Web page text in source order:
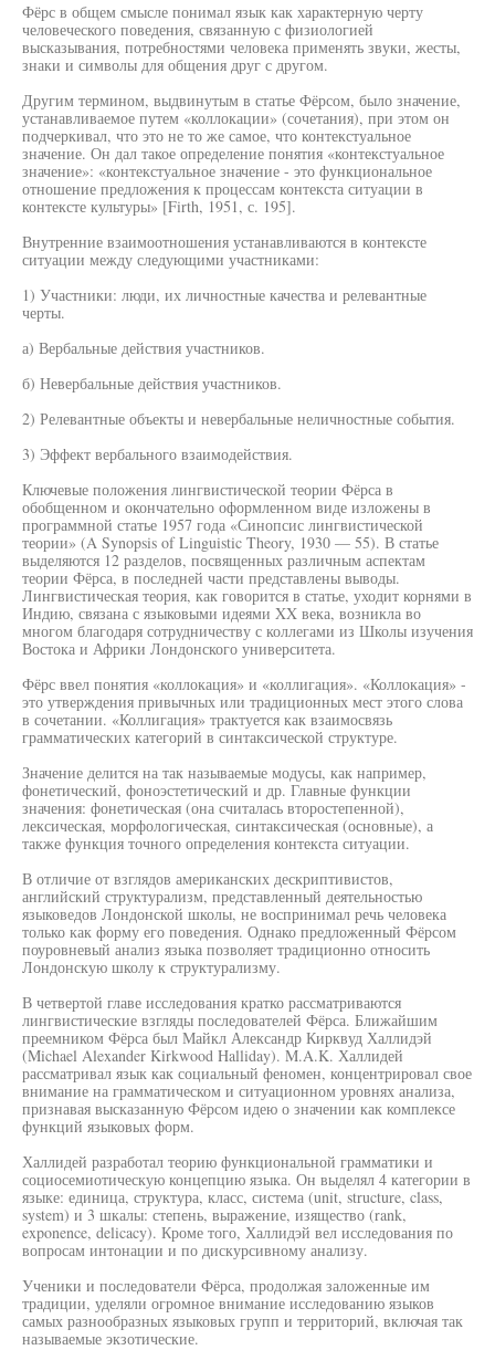
Фёрс в общем смысле понимал язык как характерную черту
человеческого поведения, связанную с физиологией
высказывания, потребностями человека применять звуки, жесты,
знаки и символы для общения друг с другом.
Другим термином, выдвинутым в статье Фёрсом, было значение,
устанавливаемое путем «коллокации» (сочетания), при этом он
подчеркивал, что это не то же самое, что контекстуальное
значение. Он дал такое определение понятия «контекстуальное
значение»: «контекстуальное значение - это функциональное
отношение предложения к процессам контекста ситуации в
контексте культуры» [Firth, 1951, с. 195].
Внутренние взаимоотношения устанавливаются в контексте
ситуации между следующими участниками:
1) Участники: люди, их личностные качества и релевантные
черты.
а) Вербальные действия участников.
б) Невербальные действия участников.
2) Релевантные объекты и невербальные неличностные события.
3) Эффект вербального взаимодействия.
Ключевые положения лингвистической теории Фёрса в
обобщенном и окончательно оформленном виде изложены в
программной статье 1957 года «Синопсис лингвистической
теории» (A Synopsis of Linguistic Theory, 1930 — 55). В статье
выделяются 12 разделов, посвященных различным аспектам
теории Фёрса, в последней части представлены выводы.
Лингвистическая теория, как говорится в статье, уходит корнями в
Индию, связана с языковыми идеями XX века, возникла во
многом благодаря сотрудничеству с коллегами из Школы изучения
Востока и Африки Лондонского университета.
Фёрс ввел понятия «коллокация» и «коллигация». «Коллокация» -
это утверждения привычных или традиционных мест этого слова
в сочетании. «Коллигация» трактуется как взаимосвязь
грамматических категорий в синтаксической структуре.
Значение делится на так называемые модусы, как например,
фонетический, фоноэстетический и др. Главные функции
значения: фонетическая (она считалась второстепенной),
лексическая, морфологическая, синтаксическая (основные), а
также функция точного определения контекста ситуации.
В отличие от взглядов американских дескриптивистов,
английский структурализм, представленный деятельностью
языковедов Лондонской школы, не воспринимал речь человека
только как форму его поведения. Однако предложенный Фёрсом
поуровневый анализ языка позволяет традиционно относить
Лондонскую школу к структурализму.
В четвертой главе исследования кратко рассматриваются
лингвистические взгляды последователей Фёрса. Ближайшим
преемником Фёрса был Майкл Александр Кирквуд Халлидэй
(Michael Alexander Kirkwood Halliday). M.A.K. Халлидей
рассматривал язык как социальный феномен, концентрировал свое
внимание на грамматическом и ситуационном уровнях анализа,
признавая высказанную Фёрсом идею о значении как комплексе
функций языковых форм.
Халлидей разработал теорию функциональной грамматики и
социосемиотическую концепцию языка. Он выделял 4 категории в
языке: единица, структура, класс, система (unit, structure, class,
system) и 3 шкалы: степень, выражение, изящество (rank,
exponence, delicacy). Кроме того, Халлидэй вел исследования по
вопросам интонации и по дискурсивному анализу.
Ученики и последователи Фёрса, продолжая заложенные им
традиции, уделяли огромное внимание исследованию языков
самых разнообразных языковых групп и территорий, включая так
называемые экзотические.